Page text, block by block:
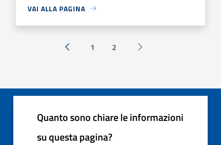
VAI ALLA PAGINA
« Precedente
1 2
Successiva »
Quanto sono chiare le informazioni
su questa pagina?